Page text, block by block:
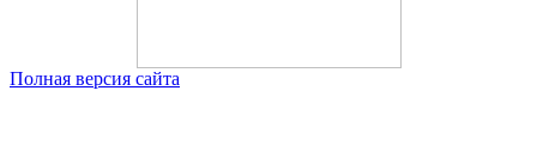
Полная версия сайта